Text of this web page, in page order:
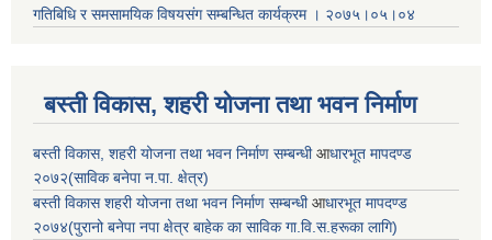
गतिबिधि र समसामयिक विषयसंग सम्बन्धित कार्यक्रम । २०७५।०५।०४
बस्ती विकास, शहरी योजना तथा भवन निर्माण
बस्ती विकास, शहरी योजना तथा भवन निर्माण सम्बन्धीआधारभूत मापदण्ड
२०७२(साविक बनेपा न.पा. क्षेत्र)
बस्ती विकास शहरी योजना तथा भवन निर्माण सम्बन्धीआधारभूत मापदण्ड
२०७४(पुरानो बनेपा नपा क्षेत्र बाहेक का साविक गा.वि.स.हरूका लागि)